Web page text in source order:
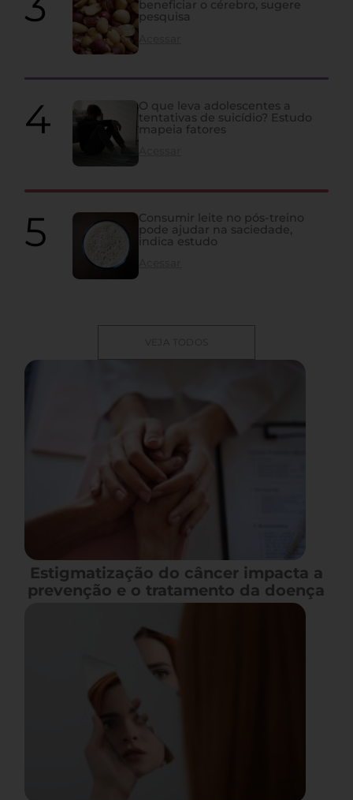
beneficiar o cérebro, sugere
pesquisa
O que leva adolescentes a
tentativas de suicídio? Estudo
mapeia fatores
Consumir leite no pós-treino
pode ajudar na saciedade,
indica estudo
VEJA TODOS
Estigmatização do câncer impacta a
prevenção e o tratamento da doença